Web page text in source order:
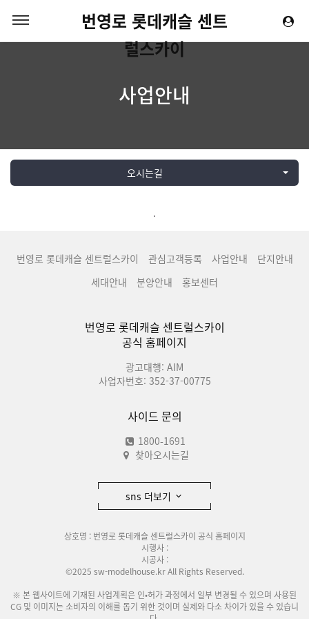
번영로 롯데캐슬 센트
럴스카이
사업안내
오시는길
.
번영로 롯데캐슬 센트럴스카이 관심고객등록 사업안내
단지안내
세대안내
분양안내 홍보센터
번영로 롯데캐슬 센트럴스카이
공식 홈페이지
광고대행: AIM
사업자번호: 352-37-00775
사이드 문의
1800-1691
찾아오시는길
sns 더보기
상호명 : 번영로 롯데캐슬 센트럴스카이 공식 홈페이지
시행사 :
시공사 :
©2025 sw-modelhouse.kr All Rights Reserved.
※ 본 웹사이트에 기재된 사업계획은 인•허가 과정에서 일부 변경될 수 있으며 사용된
CG 및 이미지는 소비자의 이해를 돕기 위한 것이며 실제와 다소 차이가 있을 수 있습니